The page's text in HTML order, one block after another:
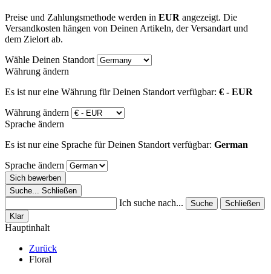
Preise und Zahlungsmethode werden in EUR angezeigt. Die
Versandkosten hängen von Deinen Artikeln, der Versandart und
dem Zielort ab.
Wähle Deinen Standort
Währung ändern
Es ist nur eine Währung für Deinen Standort verfügbar: € - EUR
Währung ändern
Sprache ändern
Es ist nur eine Sprache für Deinen Standort verfügbar: German
Sprache ändern
Sich bewerben
Suche...
Schließen
Ich suche nach... Suche
Schließen
Klar
Hauptinhalt
Zurück
Floral